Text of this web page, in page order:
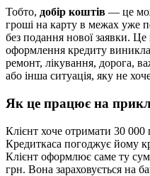
Тобто, добір коштів — це
гроші на карту в межах уже
без подання нової заявки.
оформлення кредиту
ремонт, лікування, дорога,
або інша ситуація, яку не
Як це працює на
Клієнт хоче отримати 30 000
Кредиткаса погоджує йому
Клієнт оформлює саме ту
грн. Вона зараховується на